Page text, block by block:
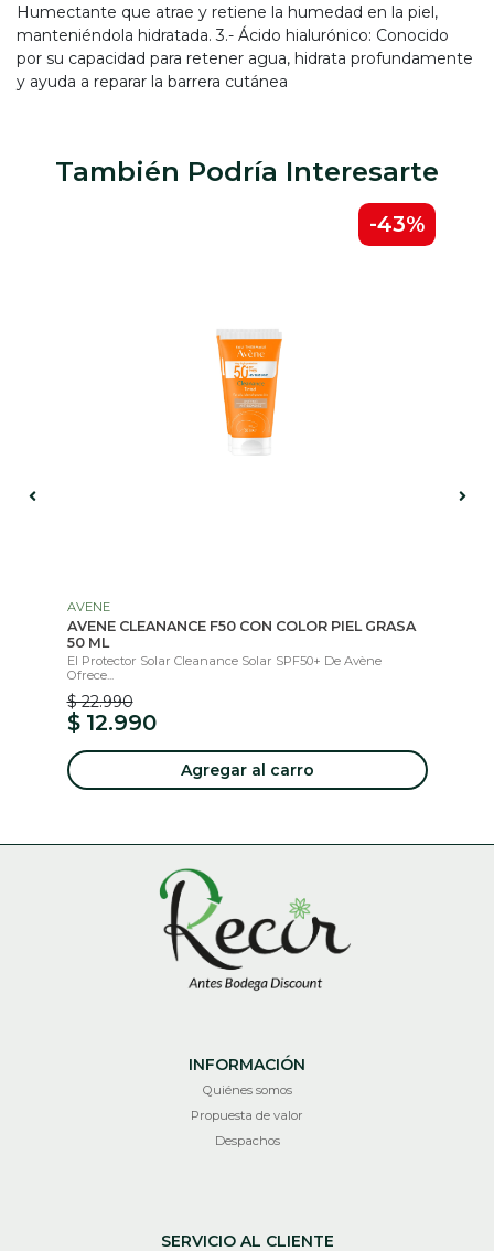
Humectante que atrae y retiene la humedad en la piel,
manteniéndola hidratada. 3.- Ácido hialurónico: Conocido
por su capacidad para retener agua, hidrata profundamente
y ayuda a reparar la barrera cutánea
También Podría Interesarte
-43%
AVENE
AVENE CLEANANCE F50 CON COLOR PIEL GRASA
50 ML
El Protector Solar Cleanance Solar SPF50+ De Avène
Ofrece...
$ 22.990
$ 12.990
Agregar al carro
INFORMACIÓN
Quiénes somos
Propuesta de valor
Despachos
SERVICIO AL CLIENTE